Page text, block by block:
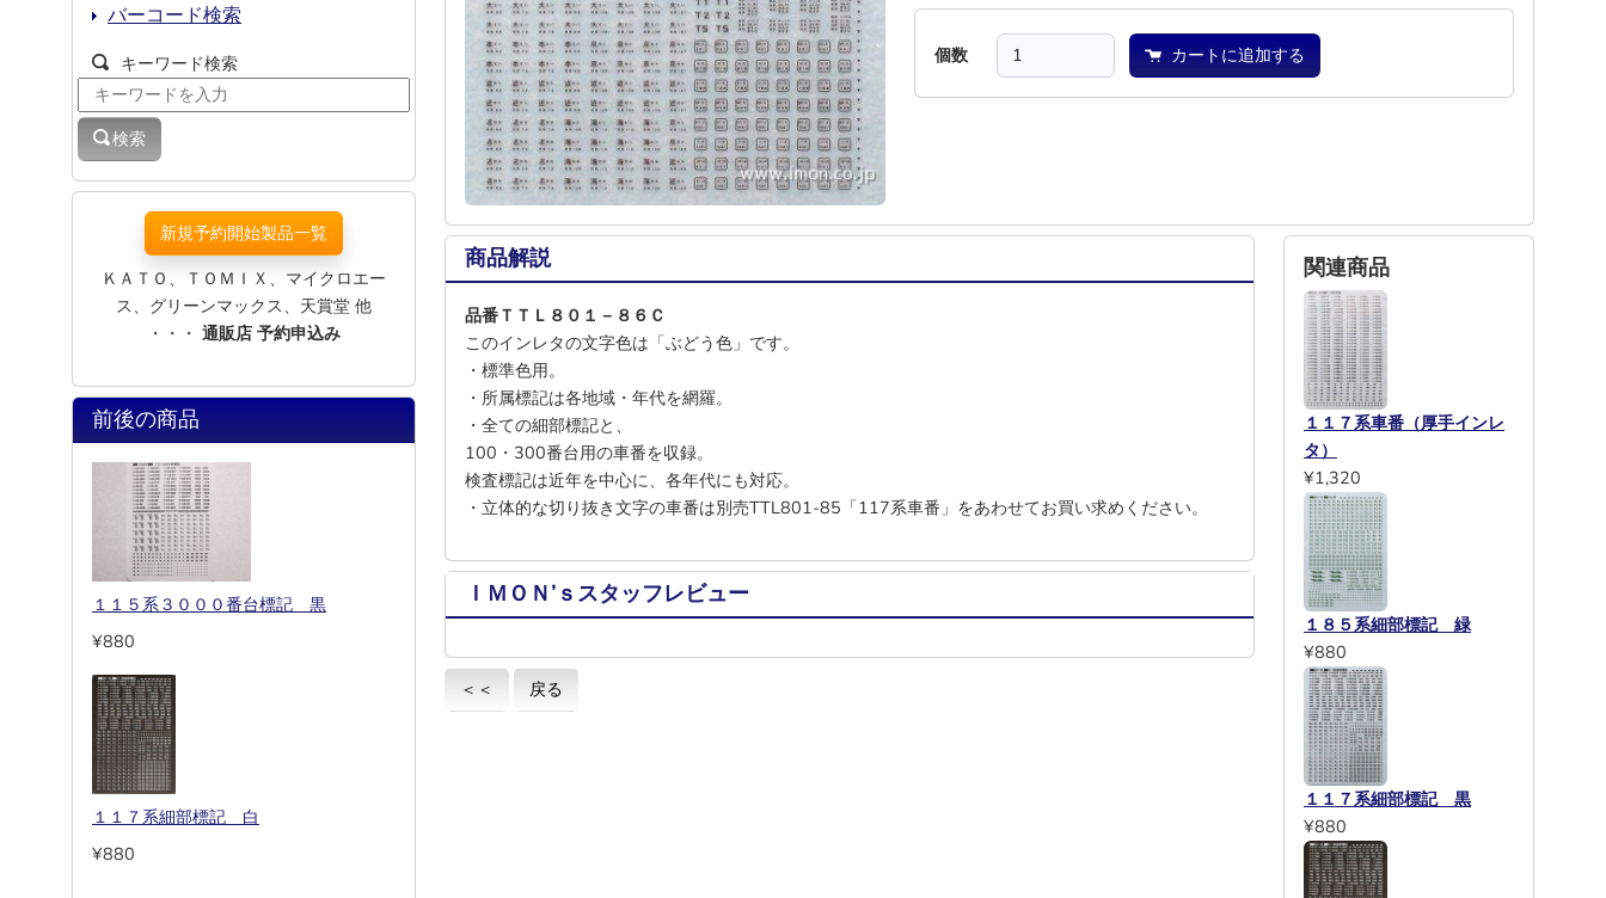
個数 カートに追加する
商品解説
品番ＴＴＬ８０１－８６Ｃ
このインレタの文字色は「ぶどう色」です。
・標準色用。
・所属標記は各地域・年代を網羅。
・全ての細部標記と、
100・300番台用の車番を収録。
検査標記は近年を中心に、各年代にも対応。
・立体的な切り抜き文字の車番は別売TTL801-85「117系車番」をあわせてお買い求めください。
ＩＭＯＮ’ｓスタッフレビュー
＜＜ 戻る
関連商品
１１７系車番（厚手インレ
タ）
¥1,320
１８５系細部標記 緑
¥880
１１７系細部標記 黒
¥880
バーコード検索
キーワード検索
検索
新規予約開始製品一覧
ＫＡＴＯ、ＴＯＭＩＸ、マイクロエー
ス、グリーンマックス、天賞堂 他
・・・ 通販店 予約申込み
前後の商品
１１５系３０００番台標記 黒
¥880
１１７系細部標記 白
¥880